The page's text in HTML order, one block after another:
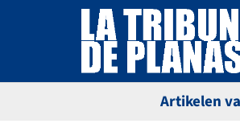
Artikelen